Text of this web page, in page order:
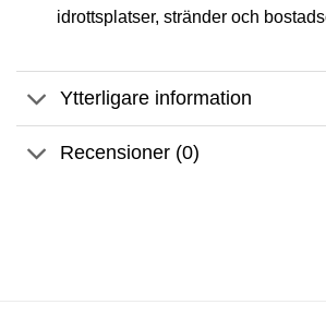
idrottsplatser, stränder och
Ytterligare information
Recensioner (0)